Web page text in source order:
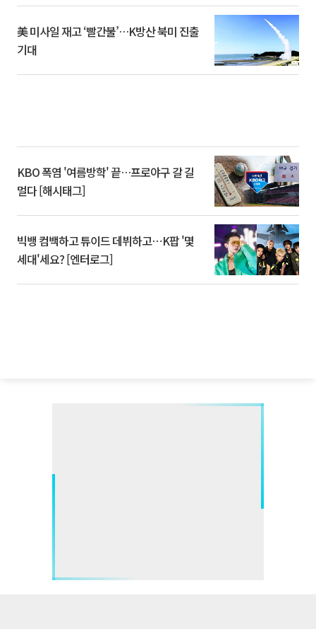
美 미사일 재고 ‘빨간불’…K방산 북미 진출
기대
KBO 폭염 '여름방학' 끝…프로야구 갈 길
멀다 [해시태그]
빅뱅 컴백하고 튜이드 데뷔하고⋯K팝 '몇
세대'세요? [엔터로그]